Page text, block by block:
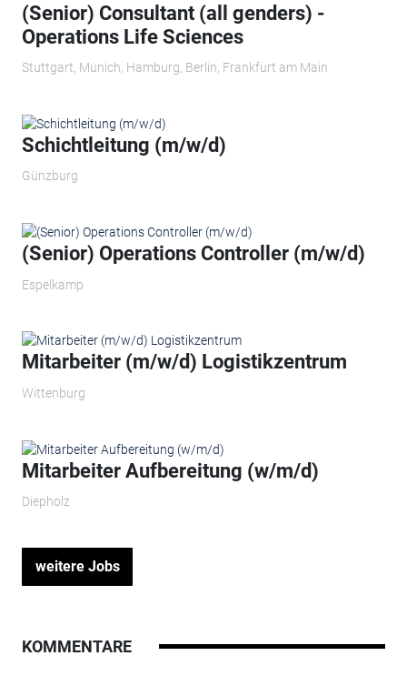
(Senior) Consultant (all genders) -
Operations Life Sciences
Stuttgart, Munich, Hamburg, Berlin, Frankfurt am Main
Schichtleitung (m/w/d)
Günzburg
(Senior) Operations Controller (m/w/d)
Espelkamp
Mitarbeiter (m/w/d) Logistikzentrum
Wittenburg
Mitarbeiter Aufbereitung (w/m/d)
Diepholz
weitere Jobs
KOMMENTARE